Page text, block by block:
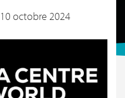
octobre 2024